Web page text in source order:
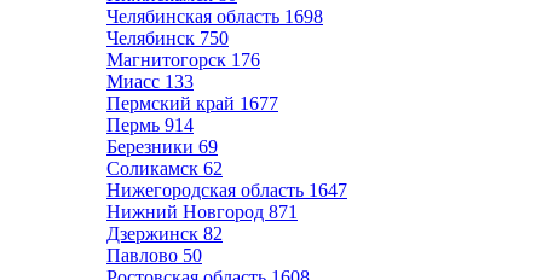
Челябинская область 1698
Челябинск 750
Магнитогорск 176
Миасс 133
Пермский край 1677
Пермь 914
Березники 69
Соликамск 62
Нижегородская область 1647
Нижний Новгород 871
Дзержинск 82
Павлово 50